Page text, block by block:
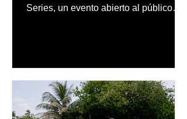
Series, un evento abierto al público
experiencia